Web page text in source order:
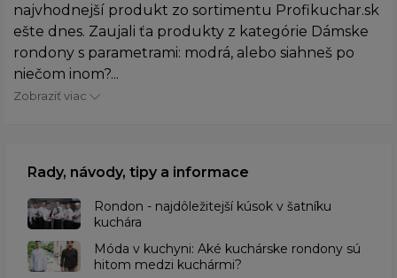
najvhodnejší produkt zo sortimentu Profikuchar.sk
ešte dnes. Zaujali ťa produkty z kategórie Dámske
rondony s parametrami: modrá, alebo siahneš po
niečom inom?...
Zobraziť viac
Rady, návody, tipy a informace
Rondon - najdôležitejší kúsok v šatníku
kuchára
​Móda v kuchyni: Aké kuchárske rondony sú
hitom medzi kuchármi?